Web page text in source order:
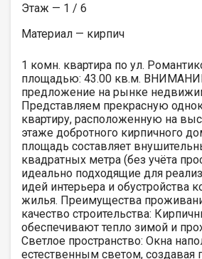
Этаж — 1 / 6
Материал — кирпич
1 комн. квартира по ул.
площадью: 43.00 кв.м.
предложение на рынке
Представляем прекрасную
квартиру, расположенную на
этаже добротного кирпичного
площадь составляет
квадратных метра (без учёта
идеально подходящие для
идей интерьера и обустройства
жилья. Преимущества
качество строительства:
обеспечивают тепло зимой и
Светлое пространство: Окна
естественным светом, создавая